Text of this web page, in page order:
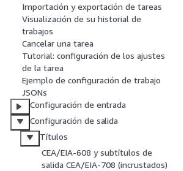
Importación y exportación de tareas
Visualización de su historial de
trabajos
Cancelar una tarea
Tutorial: configuración de los ajustes
de la tarea
Ejemplo de configuración de trabajo
JSONs
Configuración de entrada
Configuración de salida
Títulos
CEA/EIA-608 y subtítulos de
salida CEA/EIA-708 (incrustados)